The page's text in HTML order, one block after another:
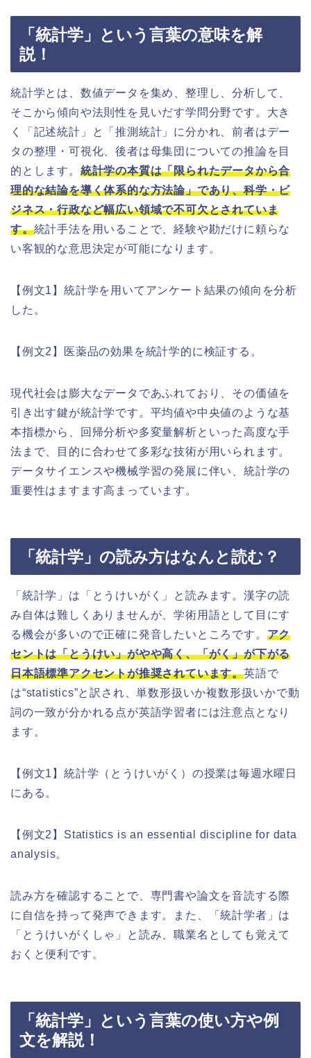
「統計学」という言葉の意味を解
説！
統計学とは、数値データを集め、整理し、分析して、
そこから傾向や法則性を見いだす学問分野です。大き
く「記述統計」と「推測統計」に分かれ、前者はデー
タの整理・可視化、後者は母集団についての推論を目
的とします。 統計学の本質は「限られたデータから合
理的な結論を導く体系的な方法論」であり、科学・ビ
ジネス・行政など幅広い領域で不可欠とされていま
す。統計手法を用いることで、経験や勘だけに頼らな
い客観的な意思決定が可能になります。
【例文1】統計学を用いてアンケート結果の傾向を分析
した。
【例文2】医薬品の効果を統計学的に検証する。
現代社会は膨大なデータであふれており、その価値を
引き出す鍵が統計学です。平均値や中央値のような基
本指標から、回帰分析や多変量解析といった高度な手
法まで、目的に合わせて多彩な技術が用いられます。
データサイエンスや機械学習の発展に伴い、統計学の
重要性はますます高まっています。
「統計学」の読み方はなんと読む？
「統計学」は「とうけいがく」と読みます。漢字の読
み自体は難しくありませんが、学術用語として目にす
る機会が多いので正確に発音したいところです。 アク
セントは「とうけい」がやや高く、「がく」が下がる
日本語標準アクセントが推奨されています。英語で
は“statistics”と訳され、単数形扱いか複数形扱いかで動
詞の一致が分かれる点が英語学習者には注意点となり
ます。
【例文1】統計学（とうけいがく）の授業は毎週水曜日
にある。
【例文2】Statistics is an essential discipline for data
analysis。
読み方を確認することで、専門書や論文を音読する際
に自信を持って発声できます。また、「統計学者」は
「とうけいがくしゃ」と読み、職業名としても覚えて
おくと便利です。
「統計学」という言葉の使い方や例
文を解説！